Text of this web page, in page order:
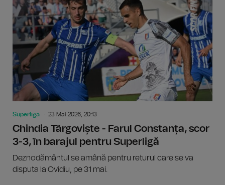
Superliga 23 Mai 2026, 20:13
Chindia Târgoviște - Farul Constanța, scor
3-3, în barajul pentru Superligă
Deznodământul se amână pentru returul care se va
disputa la Ovidiu, pe 31 mai.